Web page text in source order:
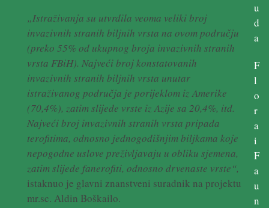
„Istraživanja su utvrdila veoma veliki broj
invazivnih stranih biljnih vrsta na ovom području
(preko 55% od ukupnog broja invazivnih stranih
vrsta FBiH). Najveći broj konstatovanih
invazivnih stranih biljnih vrsta unutar
istraživanog područja je porijeklom iz Amerike
(70,4%), zatim slijede vrste iz Azije sa 20,4%, itd.
Najveći broj invazivnih stranih vrsta pripada
terofitima, odnosno jednogodišnjim biljkama koje
nepogodne uslove preživljavaju u obliku sjemena,
zatim slijede fanerofiti, odnosno drvenaste vrste“,
istaknuo je glavni znanstveni suradnik na projektu
mr.sc. Aldin Boškailo.
u
d
a
F
l
o
r
a
i
F
a
u
n